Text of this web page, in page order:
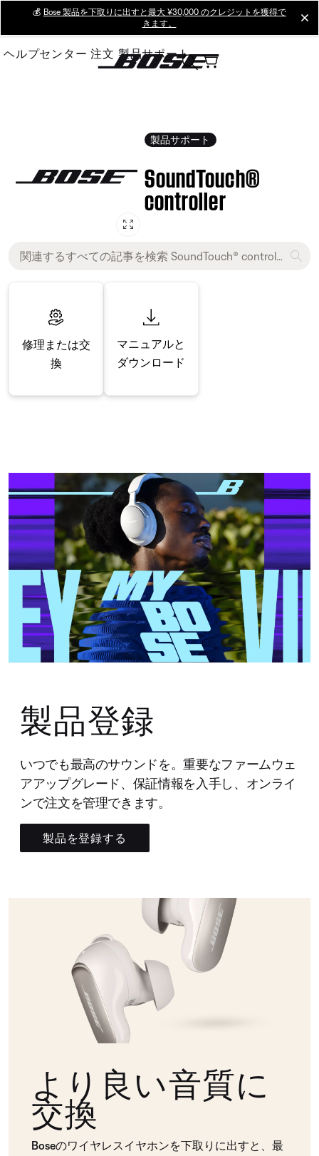
Main
💰 Bose 製品を下取りに出すと最大 ¥30,000 のクレジットを獲得で
きます。
ヘルプセンター 注文 製品サポート
製品サポート
SoundTouch®
controller
修理または交
換
マニュアルと
ダウンロード
製品登録
いつでも最高のサウンドを。重要なファームウェ
アアップグレード、保証情報を入手し、オンライ
ンで注文を管理できます。
製品を登録する
より良い音質に
交換
Boseのワイヤレスイヤホンを下取りに出すと、最